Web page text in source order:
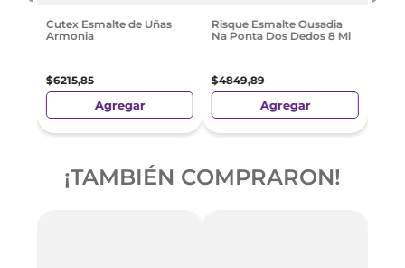
Cutex Esmalte de Uñas
Armonia
$6215,85
Agregar
Risque Esmalte Ousadia
Na Ponta Dos Dedos 8 Ml
$4849,89
Agregar
¡TAMBIÉN COMPRARON!